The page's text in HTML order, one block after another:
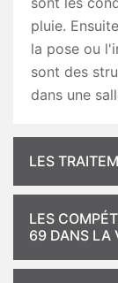
pluie.
la pose ou
sont des
dans une
LES
LES
69 DANS LA